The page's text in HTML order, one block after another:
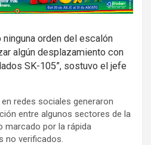
orden del escalón
algún desplazamiento con
SK-105”, sostuvo el jefe
redes sociales generaron
entre algunos sectores de la
marcado por la rápida
no verificados.